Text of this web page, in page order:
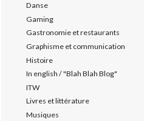
Danse
Gaming
Gastronomie et restaurants
Graphisme et communication
Histoire
In english / "Blah Blah Blog"
ITW
Livres et littérature
Musiques